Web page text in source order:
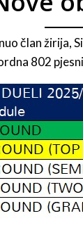
član žirija,
802